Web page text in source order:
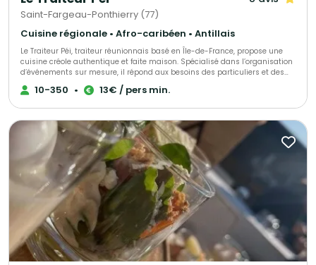
Saint-Fargeau-Ponthierry (77)
Cuisine régionale • Afro-caribéen • Antillais
Le Traiteur Péi, traiteur réunionnais basé en Île-de-France, propose une
cuisine créole authentique et faite maison. Spécialisé dans l’organisation
d’événements sur mesure, il répond aux besoins des particuliers et des
professionnels pour des occasions variées : mariages, anniversaires,
séminaires, cocktails, buffets. Découvrez les saveurs typiques de La
prestation est unique, avec une flexibilité totale pour s’adapter à vos
envies, votre projet et votre budget. Faites confiance au Traiteur Péi pour
une expérience culinaire réunionnaise inoubliable lors de votre
événement en Île-de-France.
10-350 • 13€ / pers min.